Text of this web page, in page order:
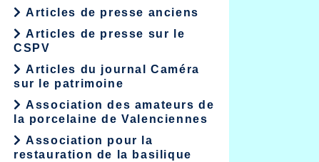
Articles de presse anciens
Articles de presse sur le
CSPV
Articles du journal Caméra
sur le patrimoine
Association des amateurs de
la porcelaine de Valenciennes
Association pour la
restauration de la basilique